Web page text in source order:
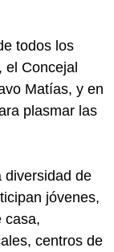
todos los
el Concejal
Matías, y en
plasmar las
diversidad de
jóvenes,
casa,
centros de